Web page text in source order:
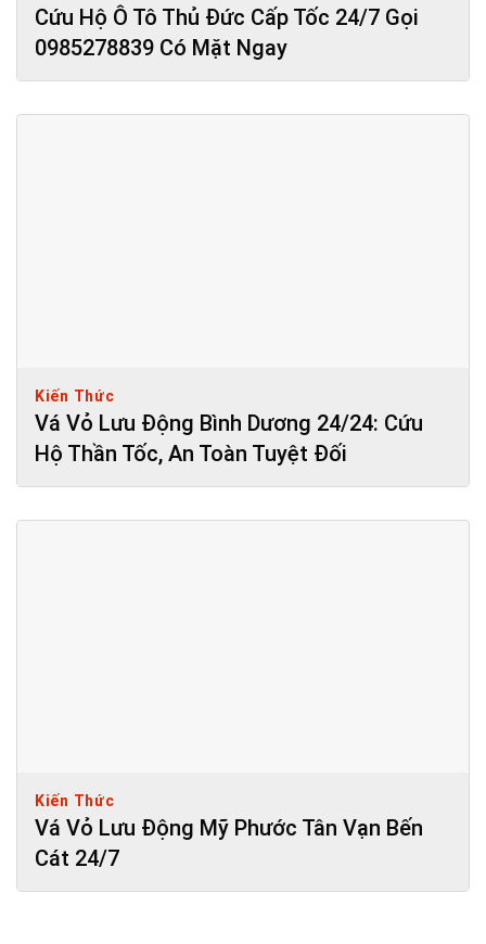
Cứu Hộ Ô Tô Thủ Đức Cấp Tốc 24/7 Gọi
0985278839 Có Mặt Ngay
Kiến Thức
Vá Vỏ Lưu Động Bình Dương 24/24: Cứu
Hộ Thần Tốc, An Toàn Tuyệt Đối
Kiến Thức
Vá Vỏ Lưu Động Mỹ Phước Tân Vạn Bến
Cát 24/7